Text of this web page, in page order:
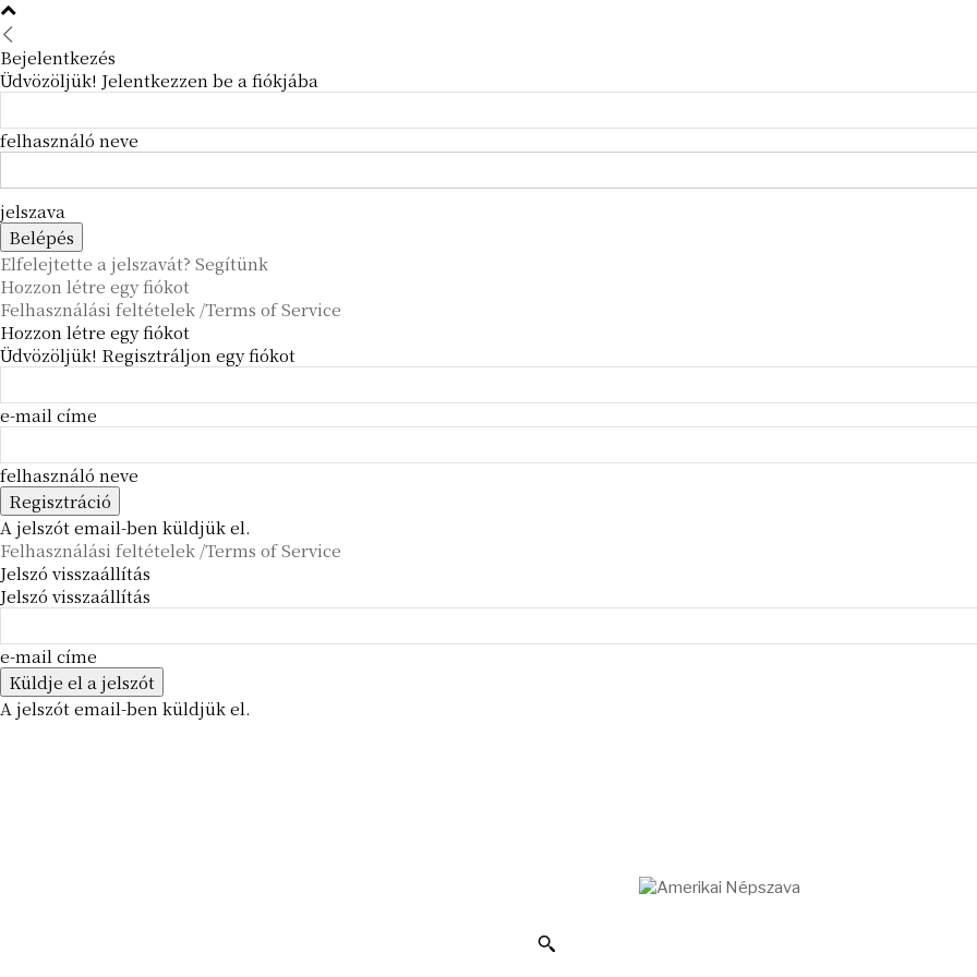
Bejelentkezés
Üdvözöljük! Jelentkezzen be a fiókjába
felhasználó neve
jelszava
Elfelejtette a jelszavát? Segítünk
Hozzon létre egy fiókot
Felhasználási feltételek /Terms of Service
Hozzon létre egy fiókot
Üdvözöljük! Regisztráljon egy fiókot
e-mail címe
felhasználó neve
A jelszót email-ben küldjük el.
Felhasználási feltételek /Terms of Service
Jelszó visszaállítás
Jelszó visszaállítás
e-mail címe
A jelszót email-ben küldjük el.